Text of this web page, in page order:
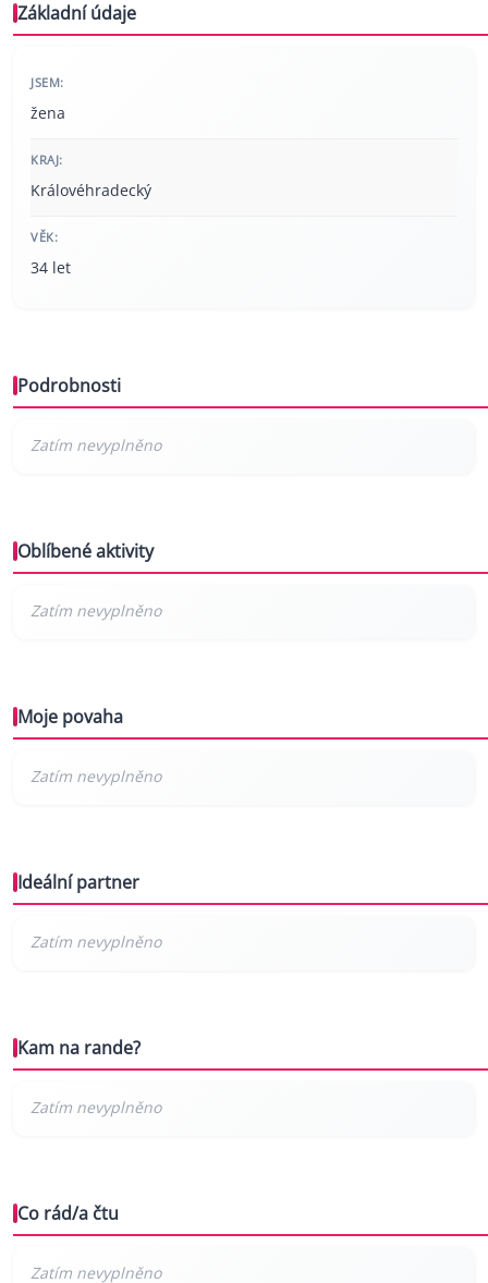
Základní údaje
JSEM:
žena
KRAJ:
Královéhradecký
VĚK:
34 let
Podrobnosti
Oblíbené aktivity
Moje povaha
Ideální partner
Kam na rande?
Co rád/a čtu